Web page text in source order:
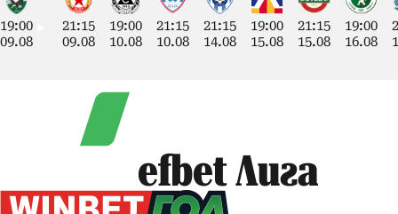
19:00
09.08
21:15
09.08
19:00
10.08
21:15
10.08
21:15
14.08
19:00
15.08
21:15
15.08
19:00
16.08
efbet Лига